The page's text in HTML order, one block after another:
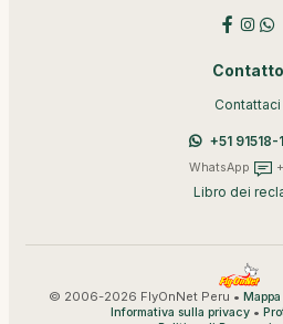
Contatto
Contattaci
+51 91518-
WhatsApp +
Libro dei
© 2006-2026 FlyOnNet Peru •
Informativa sulla privacy •